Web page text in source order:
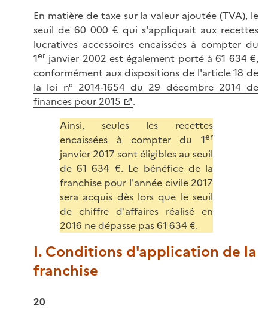
En matière de taxe sur la valeur ajoutée (TVA), le
seuil de 60 000 € qui s'appliquait aux recettes
lucratives accessoires encaissées à compter du
1er janvier 2002 est également porté à 61 634 €,
conformément aux dispositions de l'article 18 de
la loi n° 2014-1654 du 29 décembre 2014 de
finances pour 2015
.
Ainsi, seules les recettes
encaissées à compter du 1er
janvier 2017 sont éligibles au seuil
de 61 634 €. Le bénéfice de la
franchise pour l'année civile 2017
sera acquis dès lors que le seuil
de chiffre d'affaires réalisé en
2016 ne dépasse pas 61 634 €.
I. Conditions d'application de la
franchise
20